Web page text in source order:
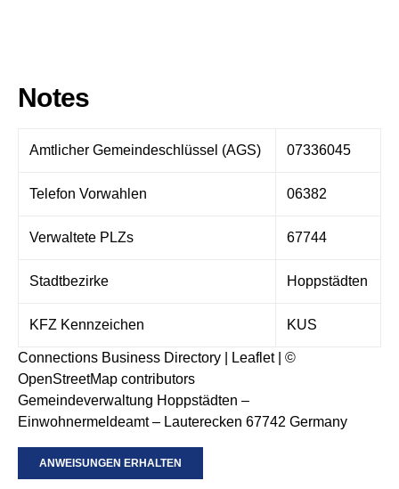
Notes
Amtlicher Gemeindeschlüssel (AGS) 07336045
Telefon Vorwahlen 06382
Verwaltete PLZs 67744
Stadtbezirke Hoppstädten
KFZ Kennzeichen KUS
Connections Business Directory Leaflet| ©
OpenStreetMap contributors
Gemeindeverwaltung Hoppstädten –
Einwohnermeldeamt – Lauterecken 67742 Germany
ANWEISUNGEN ERHALTEN